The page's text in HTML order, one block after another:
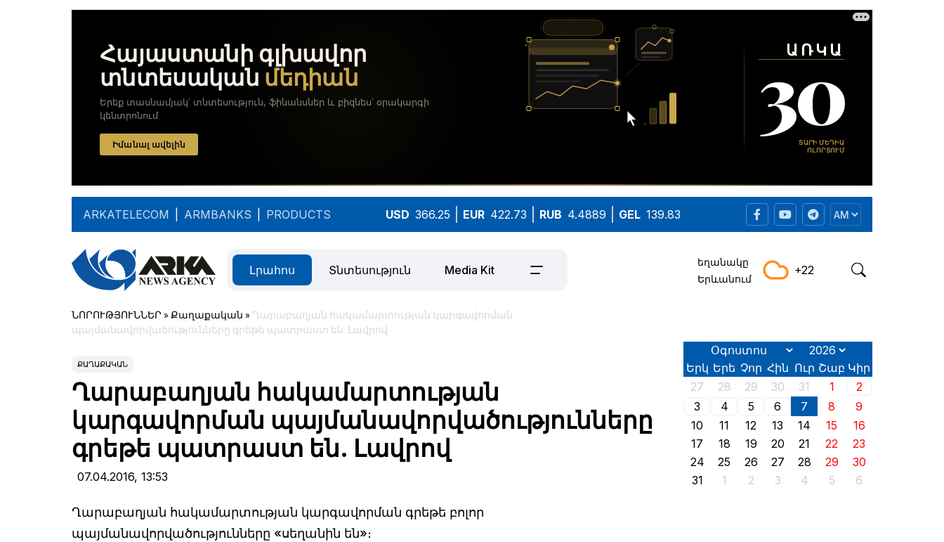
ARKATELECOM ARMBANKS PRODUCTS USD 366.25 EUR 422.73 RUB 4.4889 GEL 139.83
Լրահոս Տնտեսություն Media Kit
եղանակը
Երևանում
+22
ՆՈՐՈՒԹՅՈՒՆՆԵՐ » Քաղաքական » Ղարաբաղյան հակամարտության կարգավորման
պայմանավորվածությունները գրեթե պատրաստ են. Լավրով
ՔԱՂԱՔԱԿԱՆ
Ղարաբաղյան հակամարտության
կարգավորման պայմանավորվածությունները
գրեթե պատրաստ են. Լավրով
07.04.2016, 13:53
Ղարաբաղյան հակամարտության կարգավորման գրեթե բոլոր
պայմանավորվածությունները «սեղանին են»։
Երկ Երե Չոր Հին Ուր Շաբ Կիր
27
28 29 30 31 1
2
3
4 5 6 7 8
9
10
11 12 13 14 15
16
17
18 19 20 21 22
23
24
25 26 27 28 29
30
31
1 2 3 4 5 6